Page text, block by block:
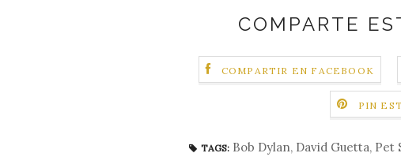
COMPARTE
COMPARTIR EN FACEBOOK
PIN
TAGS: Bob Dylan, David Guetta, Pet